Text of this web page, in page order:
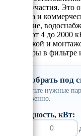
вашего участия. Это
коттеджа и
отопление,
модели от 4 до 2000
с доставкой и
параметры в
Подобрать под
Отметьте нужные
мгновенно.
Мощность, кВт: